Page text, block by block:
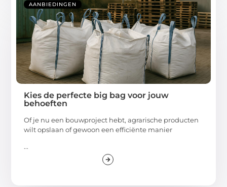
AANBIEDINGEN
Kies de perfecte big bag voor jouw
behoeften
Of je nu een bouwproject hebt, agrarische producten
wilt opslaan of gewoon een efficiënte manier
...